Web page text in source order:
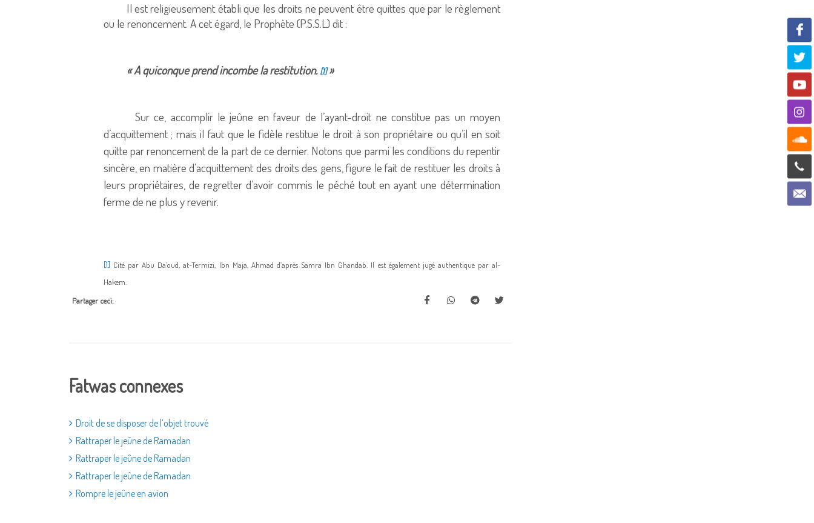
Il est religieusement établi que les droits ne peuvent être quittes que par le règlement
ou le renoncement. A cet égard, le Prophète (P.S.S.L) dit :
« A quiconque prend incombe la restitution. [1]»
Sur ce, accomplir le jeûne en faveur de l’ayant-droit ne constitue pas un moyen
d’acquittement ; mais il faut que le fidèle restitue le droit à son propriétaire ou qu’il en soit
quitte par renoncement de la part de ce dernier. Notons que parmi les conditions du repentir
sincère, en matière d’acquittement des droits des gens, figure le fait de restituer les droits à
leurs propriétaires, de regretter d’avoir commis le péché tout en ayant une détermination
ferme de ne plus y revenir.
[1] Cité par Abu Da’oud, at-Termizi, Ibn Maja, Ahmad d’après Samra Ibn Ghandab. Il est également jugé authentique par al-
Hakem.
Partager ceci:
Fatwas connexes
Droit de se disposer de l’objet trouvé
Rattraper le jeûne de Ramadan
Rattraper le jeûne de Ramadan
Rattraper le jeûne de Ramadan
Rompre le jeûne en avion